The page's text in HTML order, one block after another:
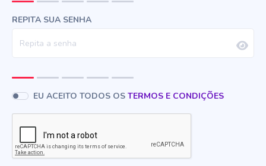
REPITA SUA SENHA
EU ACEITO TODOS OS TERMOS E CONDIÇÕES